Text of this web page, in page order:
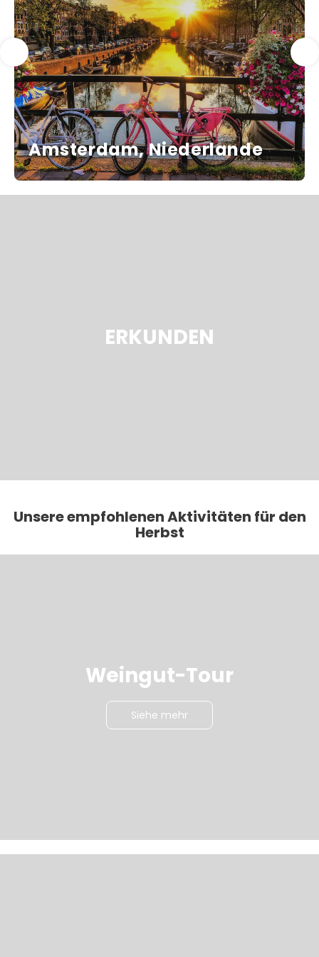
Amsterdam, Niederlande
ERKUNDEN
Unsere empfohlenen Aktivitäten für den
Herbst
Weingut-Tour
Siehe mehr